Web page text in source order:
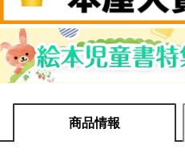
商品情報